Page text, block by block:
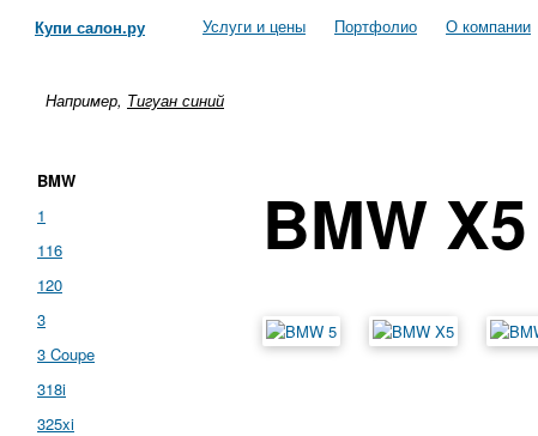
Купи салон.ру Услуги и цены Портфолио О компании
Например, Тигуан синий
BMW
1
116
120
3
3 Coupe
318i
325xi
BMW X5